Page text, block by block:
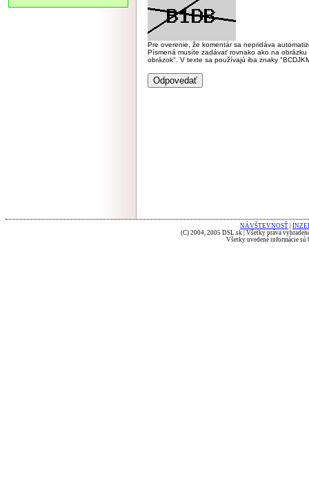
Pre overenie, že komentár sa nepridáva
Písmená musíte zadávať rovnako ako na
obrázok". V texte sa používajú iba znaky
NÁVŠTEVNOSŤ
(C) 2004, 2005 DSL.sk | Všetky práva
Všetky uvedené informácie sú